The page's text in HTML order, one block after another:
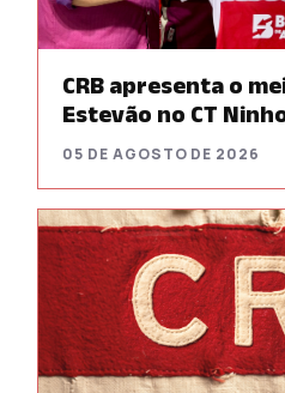
CRB apresenta o
Estevão no CT
05 DE AGOSTO DE 2026